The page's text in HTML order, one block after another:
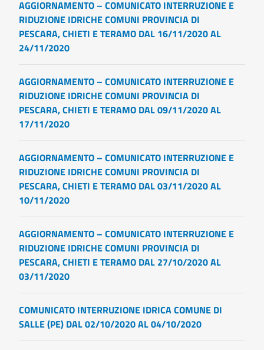
AGGIORNAMENTO – COMUNICATO INTERRUZIONE E
RIDUZIONE IDRICHE COMUNI PROVINCIA DI
PESCARA, CHIETI E TERAMO DAL 16/11/2020 AL
24/11/2020
AGGIORNAMENTO – COMUNICATO INTERRUZIONE E
RIDUZIONE IDRICHE COMUNI PROVINCIA DI
PESCARA, CHIETI E TERAMO DAL 09/11/2020 AL
17/11/2020
AGGIORNAMENTO – COMUNICATO INTERRUZIONE E
RIDUZIONE IDRICHE COMUNI PROVINCIA DI
PESCARA, CHIETI E TERAMO DAL 03/11/2020 AL
10/11/2020
AGGIORNAMENTO – COMUNICATO INTERRUZIONE E
RIDUZIONE IDRICHE COMUNI PROVINCIA DI
PESCARA, CHIETI E TERAMO DAL 27/10/2020 AL
03/11/2020
COMUNICATO INTERRUZIONE IDRICA COMUNE DI
SALLE (PE) DAL 02/10/2020 AL 04/10/2020